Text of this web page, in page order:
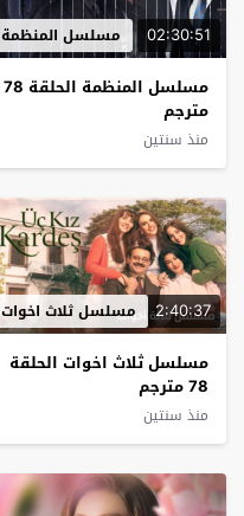
02:30:51 مسلسل المنظمة
مسلسل المنظمة الحلقة 78
مترجم
منذ سنتين
2:40:37 مسلسل ثلاث اخوات
مسلسل ثلاث اخوات الحلقة
78 مترجم
منذ سنتين